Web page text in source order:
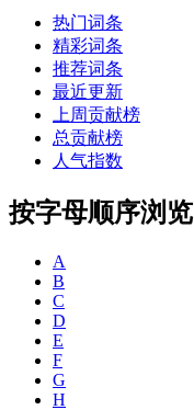
热门词条
精彩词条
推荐词条
最近更新
上周贡献榜
总贡献榜
人气指数
按字母顺序浏览
A
B
C
D
E
F
G
H